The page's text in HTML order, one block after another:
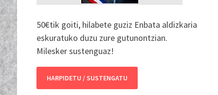
50€tik goiti, hilabete guziz Enbata aldizkaria
eskuratuko duzu zure gutunontzian.
Milesker sustenguaz!
HARPIDETU / SUSTENGATU